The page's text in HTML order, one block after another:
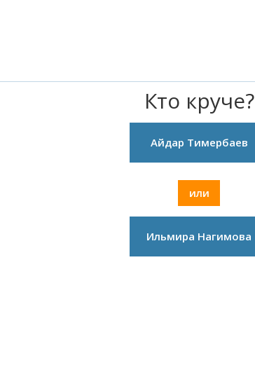
Кто круче?
Айдар Тимербаев
или
Ильмира Нагимова